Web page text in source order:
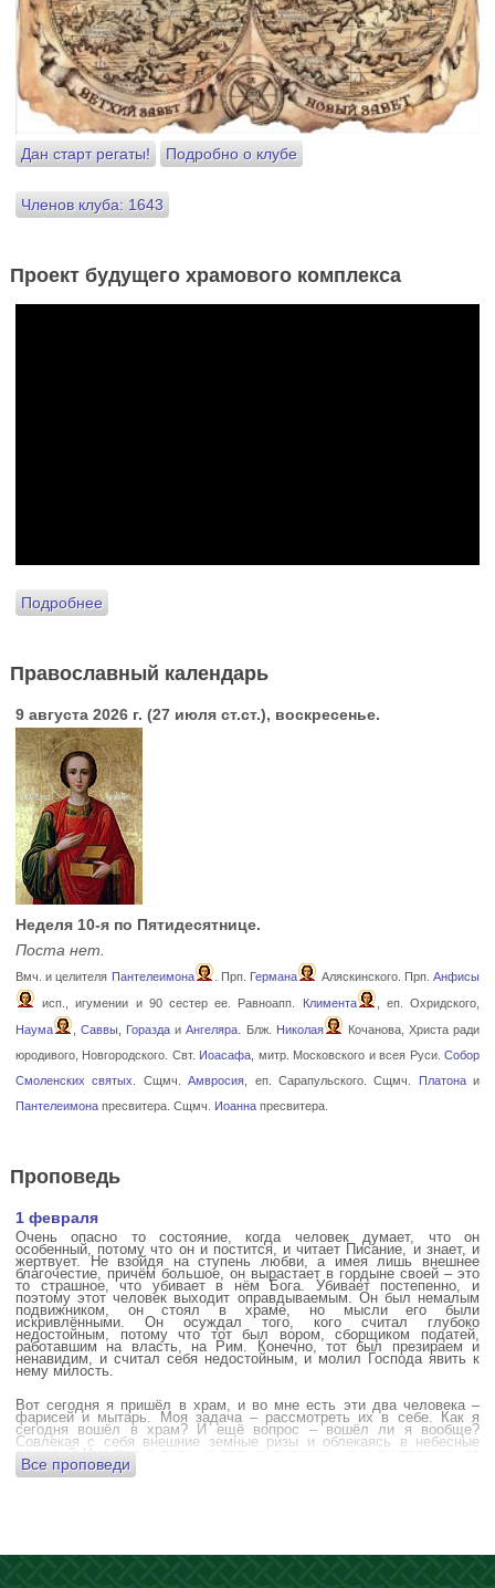
Дан старт регаты! Подробно о клубе
Членов клуба: 1643
Проект будущего храмового комплекса
Подробнее
Православный календарь
9 августа 2026 г. (27 июля ст.ст.), воскресенье.
Неделя 10-я по Пятидесятнице.
Поста нет.
Вмч. и целителя Пантелеимона . Прп. Германа Аляскинского. Прп.Анфисы
исп., игумении и 90 сестер ее. Равноапп.
Климента
, еп. Охридского,
Наума
,Саввы Горазда иАнгеляра . Блж. Николая
Кочанова, Христа ради
юродивого, Новгородского. Свт. Иоасафа , митр. Московского и всея Руси.Собор
Смоленских святых
. Сщмч.Амвросия , еп. Сарапульского. Сщмч. Платонаи
Пантелеимонапресвитера. Сщмч. Иоаннапресвитера.
Проповедь
1 февраля
Очень опасно то состояние, когда человек думает, что он
особенный, потому что он и постится, и читает Писание, и знает, и
жертвует. Не взойдя на ступень любви, а имея лишь внешнее
благочестие, причём большое, он вырастает в гордыне своей – это
то страшное, что убивает в нём Бога. Убивает постепенно, и
поэтому этот человек выходит оправдываемым. Он был немалым
подвижником, он стоял в храме, но мысли его были
искривлёнными. Он осуждал того, кого считал глубоко
недостойным, потому что тот был вором, сборщиком податей,
работавшим на власть, на Рим. Конечно, тот был презираем и
ненавидим, и считал себя недостойным, и молил Господа явить к
нему милость.
Вот сегодня я пришёл в храм, и во мне есть эти два человека –
фарисей и мытарь. Моя задача – рассмотреть их в себе. Как я
сегодня вошёл в храм? И ещё вопрос – вошёл ли я вообще?
Совлекая с себя внешние земные ризы и облекаясь в небесные
одежды? Имеется в виду не только внешние, но и внутренние, то
есть помыслы.
сердца?
Все проповеди